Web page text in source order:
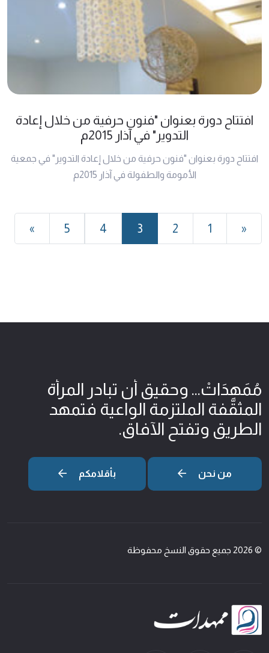
افتتاح دورة بعنوان "فنون حرفية من خلال إعادة
التدوير" في آذار 2015م
افتتاح دورة بعنوان "فنون حرفية من خلال إعادة التدوير" في جمعية
الأمومة والطفولة في آذار 2015م
«
1
2
3
4
5
»
مُمَهِدَاتْ... وحقيق أن تبادر المرأة
المثقّفة الملتزمة الواعية فتمهد
الطريق وتفتح الآفاق.
من نحن بأقلامكم
© 2026 جميع حقوق النسخ محفوظة